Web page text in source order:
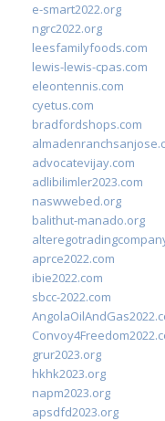
e-smart2022.org
ngrc2022.org
leesfamilyfoods.com
lewis-lewis-cpas.com
eleontennis.com
cyetus.com
bradfordshops.com
advocatevijay.com
adlibilimler2023.com
naswwebed.org
balithut-manado.org
aprce2022.com
ibie2022.com
sbcc-2022.com
grur2023.org
hkhk2023.org
napm2023.org
apsdfd2023.org